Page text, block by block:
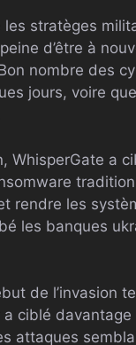
stratèges
d’être à
nombre des
jours, voire
WhisperGate a
rendre les
les banques
de l’invasion
ciblé
attaques